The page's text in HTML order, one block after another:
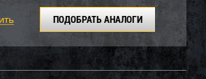
ПОДОБРАТЬ АНАЛОГИ